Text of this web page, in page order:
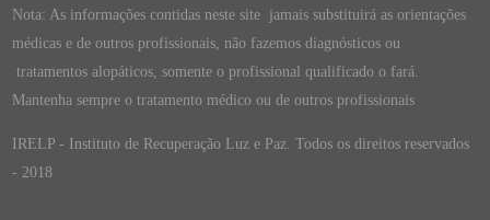
Nota: As informações contidas neste site jamais substituirá as orientações
médicas e de outros profissionais, não fazemos diagnósticos ou
tratamentos alopáticos, somente o profissional qualificado o fará.
Mantenha sempre o tratamento médico ou de outros profissionais
IRELP - Instituto de Recuperação Luz e Paz. Todos os direitos reservados
- 2018